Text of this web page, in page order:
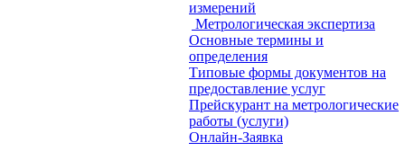
измерений
Метрологическая экспертиза
Основные термины и
определения
Типовые формы документов на
предоставление услуг
Прейскурант на метрологические
работы (услуги)
Онлайн-Заявка